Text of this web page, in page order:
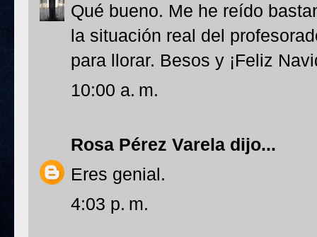
Qué bueno. Me he reído
la situación real del
para llorar. Besos y ¡Feliz
10:00 a. m.
Rosa Pérez Varela dijo...
Eres genial.
4:03 p. m.